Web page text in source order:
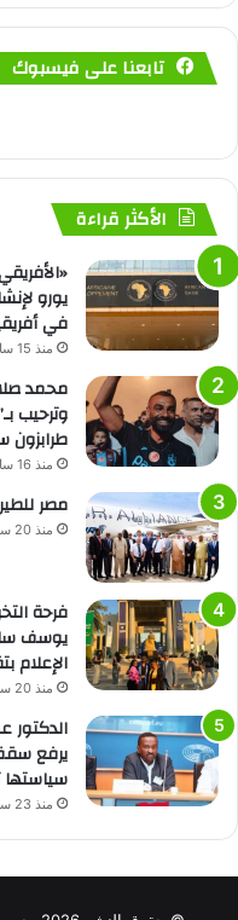
تابعنا على فيسبوك
الأكثر قراءة
يورو
في
منذ 15 ساعة
محمد
وترحيب
طرابزون
منذ 16 ساعة
مصر
منذ 20 ساعة
يوسف
الإعلام
منذ 20 ساعة
الدكتور
يرفع
منذ 23 ساعة